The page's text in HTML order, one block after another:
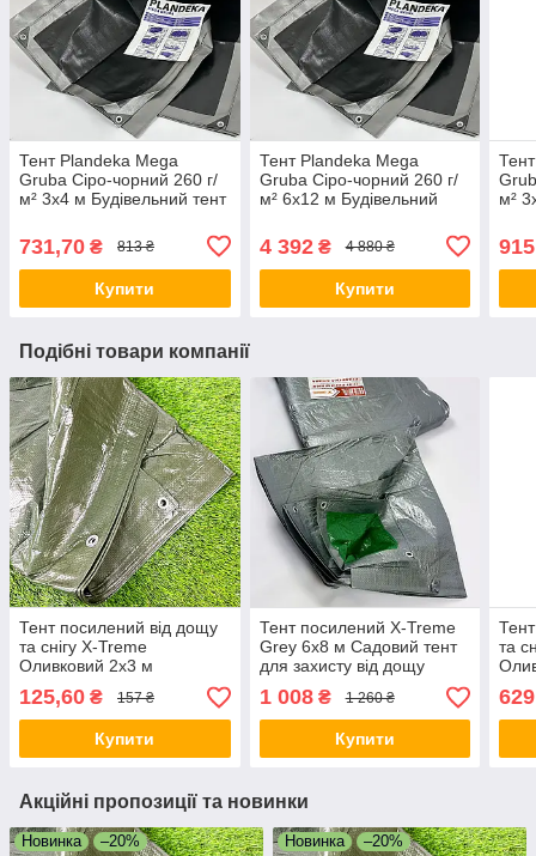
Тент Plandeka Mega
Gruba Сіро-чорний 260 г/
м² 3х4 м Будівельний тент
захисту сонця
731,70 ₴ 813 ₴
Купити
Тент Plandeka Mega
Gruba Сіро-чорний 260 г/
м² 6х12 м Будівельний
Садовий тент для пікніка
4 392₴ 4 880 ₴
Купити
м²
для
Подібні товари компанії
Тент посилений від дощу
та снігу X-Treme
Оливковий 2х3 м
Посилений захисний тент
з люверсами
125,60 ₴ 157 ₴
Купити
Тент посилений X-Treme
Grey 6х8 м Садовий тент
для захисту від дощу
для альтанки
1 008₴ 1 260 ₴
Купити
та
Акційні пропозиції та новинки
Новинка –20% Новинка –20%